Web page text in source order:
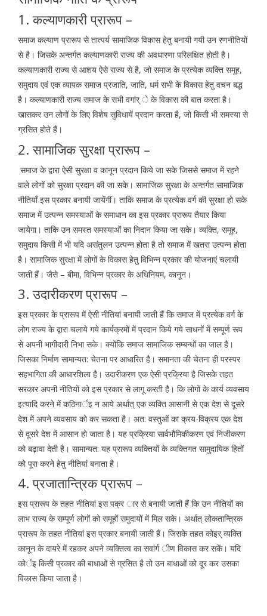
1. कल्याणकारी प्रारूप –
समाज कल्याण प्रारूप से तात्पर्य सामाजिक विकास हेतु बनायी गयी उन रणनीतियों
से है। जिसके अन्तर्गत कल्याणकारी राज्य की अवधारणा परिलक्षित होती है।
कल्याणकारी राज्य से आशय ऐसे राज्य से है, जो समाज के प्रत्येक व्यक्ति समूह,
समुदाय एवं एक व्यापक समाज प्रजाति, जाति, धर्म सभी के विकास हेतु वचन बद्ध
है। कल्याणकारी राज्य समाज के सभी वगांर् े के विकास की बात करता है।
खासकर उन लोगों के लिए विशेष सुविधायें प्रदान करता है, जो किसी भी समस्या से
ग्रसित होते हैं।
2. सामाजिक सुरक्षा प्रारूप –
समाज के द्वारा ऐसी सुरक्षा व कानून प्रदान किये जा सके जिससे समाज में रहने
वाले लोगों को सुरक्षा प्रदान की जा सके। सामाजिक सुरक्षा के अन्तर्गत सामाजिक
नीतियाँ इस प्रकार बनायी जायेंगीं। ताकि समाज के प्रत्येक वर्ग की सुरक्षा हो सके
समाज में उत्पन्न समस्याओं के समाधान का इस प्रकार प्रारूप तैयार किया
जायेगा। ताकि उन समस्त समस्याओं का निदान किया जा सके। व्यक्ति, समूह,
समुदाय किसी में भी यदि असंतुलन उत्पन्न होता है तो समाज में खतरा उत्पन्न होता
है। सामाजिक सुरक्षा में लोगों के विकास हेतु विभिन्न प्रकार की योजनाएं चलायी
जाती हैं। जैसे – बीमा, विभिन्न प्रकार के अधिनियम, कानून।
3. उदारीकरण प्रारूप –
इस प्रकार के प्रारूप में ऐसी नीतियां बनायी जाती हैं कि समाज में प्रत्येक वर्ग के
लोग राज्य के द्वारा चलाये गये कार्यक्रमों में प्रदान किये गये साधनों में सम्पूर्ण रूप
से अपनी भागीदारी निभा सके। क्योंकि समाज सामाजिक सम्बन्धों का जाल है।
जिसका निर्माण सामान्यत: चेतना पर आधारित है। समानता की चेतना ही परस्पर
सहभागिता की आधारशिला है। उदारीकरण एक ऐसी प्रक्रिया है जिसके तहत
सरकार अपनी नीतियों को इस प्रकार से लागू करती है। कि लोगों के कार्य व्यवसाय
इत्यादि करने में कठिनार्इ न आये अर्थात् एक व्यक्ति आसानी से एक देश से दूसरे
देश में अपने व्यवसाय को कर सकता है। अत: वस्तुओं का क्रय-विक्रय एक देश
से दूसरे देश में आसान हो जाता है। यह प्रक्रिया सार्वभौमिकीकरण एवं निजीकरण
को बढ़ावा देती है। सामान्यत: यह प्रारूप व्यक्तियों के व्यक्तिगत सामुदायिक हितों
को पूरा करने हेतु नीतियां बनाता है।
4. प्रजातान्त्रिक प्रारूप –
इस प्रारूप के तहत नीतियां इस पक्र ार से बनायी जाती हैं कि उन नीतियों का
लाभ राज्य के सम्पूर्ण लोगों को समूहों समुदायों में मिल सके। अर्थात् लोकतान्त्रिक
प्रारूप के तहत नीतियां इस प्रकार बनायी जाती हैं। जिसके तहत कोइर् व्यक्ति
कानून के दायरे में रहकर अपने व्यक्तित्व का सवांर्ग ीण विकास कर सकें। यदि
कोर्इ किसी प्रकार की बाधाओं से ग्रसित है तो उन बाधाओं को दूर कर उसका
विकास किया जाता है।